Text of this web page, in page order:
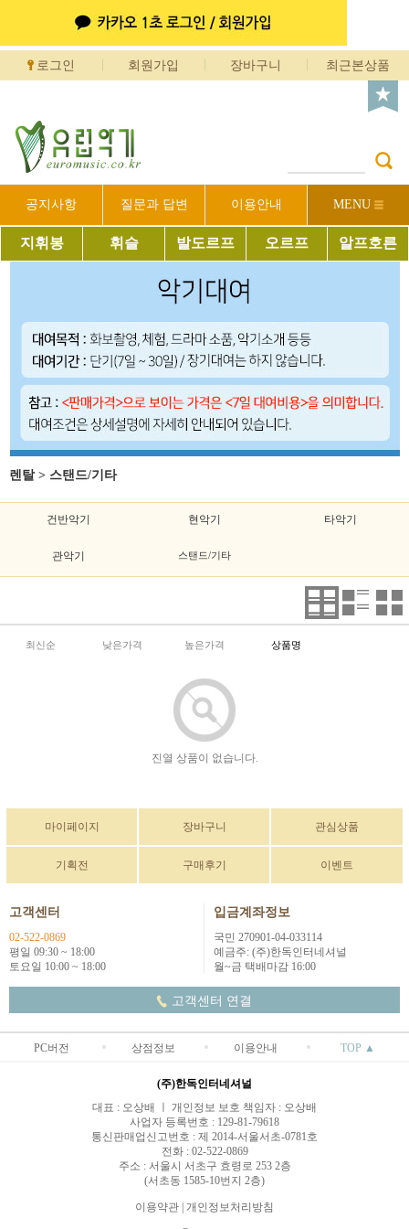
로그인 회원가입 장바구니 최근본상품
공지사항 질문과 답변 이용안내 MENU
지휘봉 휘슬 발도르프 오르프 알프호른
렌탈> 스탠드/기타
건반악기 현악기 타악기
관악기 스탠드/기타
최신순 낮은가격 높은가격 상품명
진열 상품이 없습니다.
마이페이지 장바구니 관심상품
기획전 구매후기 이벤트
고객센터
02-522-0869
평일 09:30 ~ 18:00
토요일 10:00 ~ 18:00
입금계좌정보
국민 270901-04-033114
예금주: (주)한독인터네셔널
월~금 택배마감 16:00
고객센터 연결
PC버전 상점정보 이용안내 TOP ▲
(주)한독인터네셔널
대표 : 오상배 ㅣ 개인정보 보호 책임자 : 오상배
사업자 등록번호 : 129-81-79618
통신판매업신고번호 : 제 2014-서울서초-0781호
전화 : 02-522-0869
주소 : 서울시 서초구 효령로 253 2층
(서초동 1585-10번지 2층)
이용약관 | 개인정보처리방침